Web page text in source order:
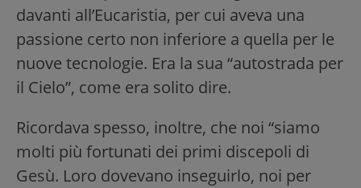
davanti all’Eucaristia, per cui aveva una
passione certo non inferiore a quella per le
nuove tecnologie. Era la sua “autostrada per
il Cielo”, come era solito dire.
Ricordava spesso, inoltre, che noi “siamo
molti più fortunati dei primi discepoli di
Gesù. Loro dovevano inseguirlo, noi per